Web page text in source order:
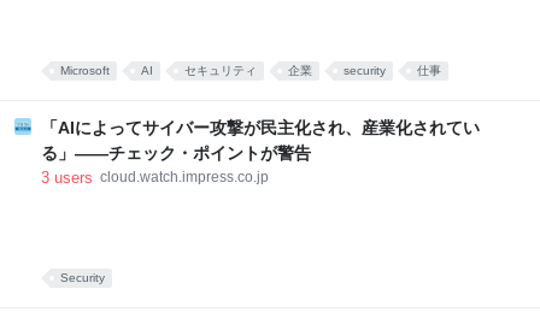
Microsoft AI セキュリティ 企業 security 仕事
「AIによってサイバー攻撃が民主化され、産業化されてい
る」――チェック・ポイントが警告
3 users cloud.watch.impress.co.jp
Security